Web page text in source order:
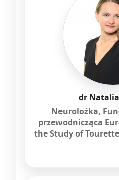
dr
Neurolożka,
przewodnicząca
the Study of Tourette